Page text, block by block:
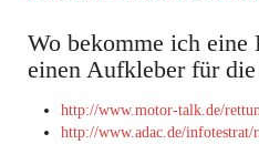
Wo bekomme ich eine
einen Aufkleber für
http://www.motor-talk.de/
http://www.adac.de/infotestrat/